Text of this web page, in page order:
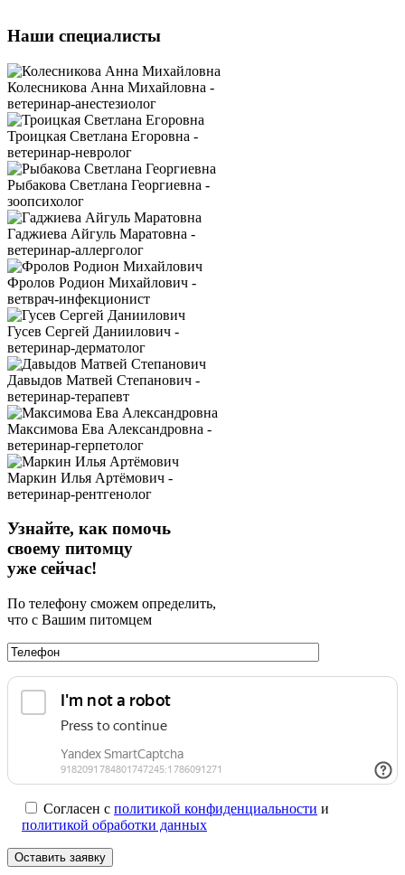
Наши специалисты
Колесникова Анна Михайловна -
ветеринар-анестезиолог
Троицкая Светлана Егоровна -
ветеринар-невролог
Рыбакова Светлана Георгиевна -
зоопсихолог
Гаджиева Айгуль Маратовна -
ветеринар-аллерголог
Фролов Родион Михайлович -
ветврач-инфекционист
Гусев Сергей Даниилович -
ветеринар-дерматолог
Давыдов Матвей Степанович -
ветеринар-терапевт
Максимова Ева Александровна -
ветеринар-герпетолог
Маркин Илья Артёмович -
ветеринар-рентгенолог
Узнайте, как помочь
своему питомцу
уже сейчас!
По телефону сможем определить,
что с Вашим питомцем
Согласен с политикой конфиденциальности и
политикой обработки данных